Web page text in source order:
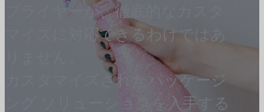
プライヤーが、徹底的なカスタ
マイズに対応できるわけではあ
カスタマイズされたパッケージ
ング ソリューションを入手する